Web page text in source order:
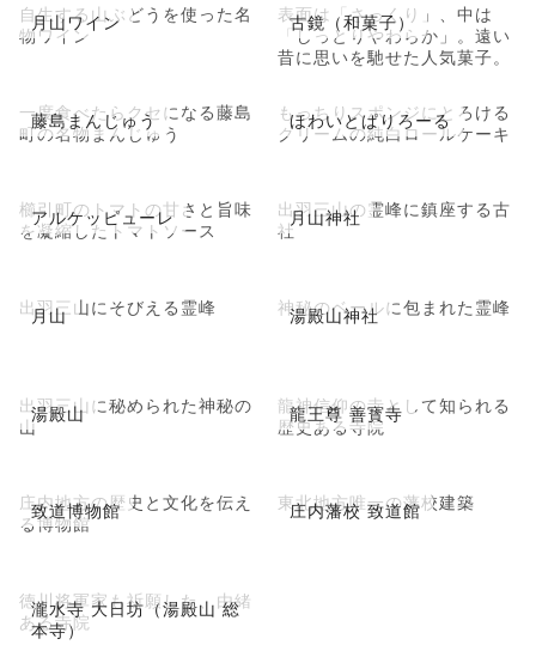
月山ワイン
自生する山ぶどうを使った名
物ワイン
古鏡（和菓子）
表面は「さっくり」、中は
「しっとりやわらか」。遠い
昔に思いを馳せた人気菓子。
藤島まんじゅう
一度食べたらクセになる藤島
町の名物まんじゅう
ほわいとぱりろーる
もっちりスポンジにとろける
クリームの純白ロールケーキ
アルケッピューレ
櫛引町のトマトの甘さと旨味
を凝縮したトマトソース
月山神社
出羽三山の霊峰に鎮座する古
社
月山
出羽三山にそびえる霊峰 湯殿山神社
神秘のベールに包まれた霊峰
湯殿山
出羽三山に秘められた神秘の
山
龍王尊 善寳寺
龍神信仰の寺として知られる
歴史ある寺院
致道博物館
庄内地方の歴史と文化を伝え
る博物館
庄内藩校 致道館
東北地方唯一の藩校建築
瀧水寺 大日坊（湯殿山 総
本寺）
徳川将軍家も祈願した、由緒
ある寺院